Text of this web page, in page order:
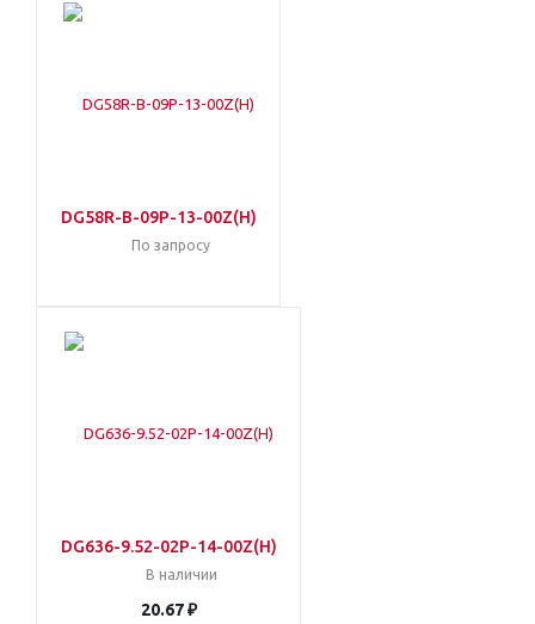
DG58R-B-09P-13-00Z(H)
По запросу
DG636-9.52-02P-14-00Z(H)
В наличии
20.67 ₽